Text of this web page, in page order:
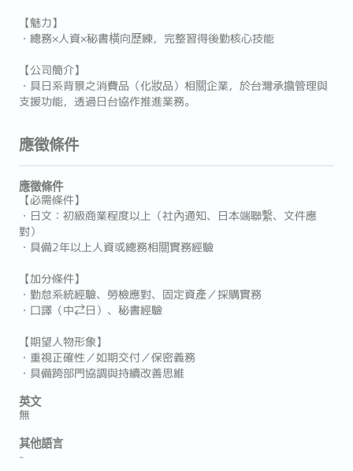
【魅力】
・總務×人資×秘書橫向歷練，完整習得後勤核心技能
【公司簡介】
・具日系背景之消費品（化妝品）相關企業，於台灣承擔管理與
支援功能，透過日台協作推進業務。
應徵條件
應徵條件
【必需條件】
・日文：初級商業程度以上（社內通知、日本端聯繫、文件應
對）
・具備2年以上人資或總務相關實務經驗
【加分條件】
・勤怠系統經驗、勞檢應對、固定資產／採購實務
・口譯（中⇄日）、秘書經驗
【期望人物形象】
・重視正確性／如期交付／保密義務
・具備跨部門協調與持續改善思維
英文
無
其他語言
-